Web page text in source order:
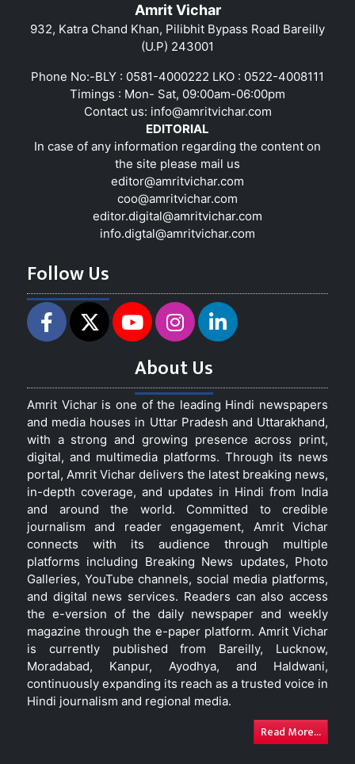
Amrit Vichar
932, Katra Chand Khan, Pilibhit Bypass Road Bareilly
(U.P) 243001
Phone No:-BLY : 0581-4000222 LKO : 0522-4008111
Timings : Mon- Sat, 09:00am-06:00pm
Contact us: info@amritvichar.com
EDITORIAL
In case of any information regarding the content on
the site please mail us
editor@amritvichar.com
coo@amritvichar.com
editor.digital@amritvichar.com
info.digtal@amritvichar.com
Follow Us
About Us
Amrit Vichar is one of the leading Hindi newspapers
and media houses in Uttar Pradesh and Uttarakhand,
with a strong and growing presence across print,
digital, and multimedia platforms. Through its news
portal, Amrit Vichar delivers the latest breaking news,
in-depth coverage, and updates in Hindi from India
and around the world. Committed to credible
journalism and reader engagement, Amrit Vichar
connects with its audience through multiple
platforms including Breaking News updates, Photo
Galleries, YouTube channels, social media platforms,
and digital news services. Readers can also access
the e-version of the daily newspaper and weekly
magazine through the e-paper platform. Amrit Vichar
is currently published from Bareilly, Lucknow,
Moradabad, Kanpur, Ayodhya, and Haldwani,
continuously expanding its reach as a trusted voice in
Hindi journalism and regional media.
Read More...